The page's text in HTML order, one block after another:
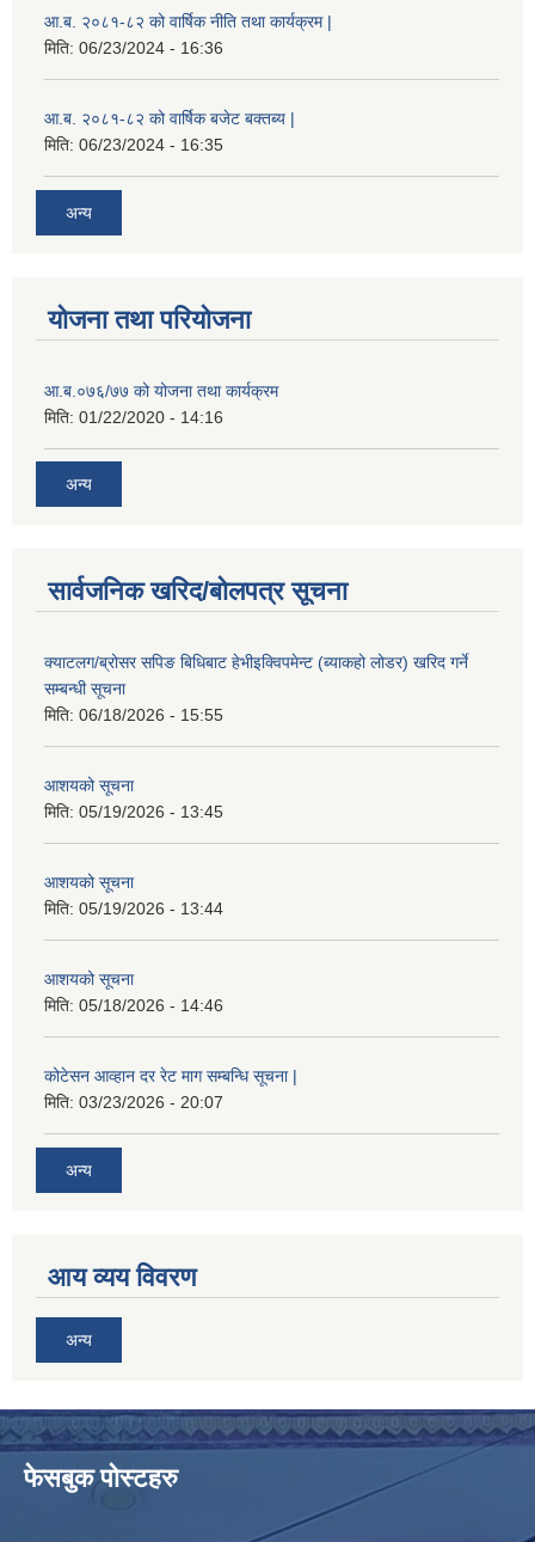
आ.ब. २०८१-८२ को वार्षिक नीति तथा कार्यक्रम |
मिति: 06/23/2024 - 16:36
आ.ब. २०८१-८२ को वार्षिक बजेट बक्तब्य |
मिति: 06/23/2024 - 16:35
अन्य
योजना तथा परियोजना
आ.ब.०७६/७७ को योजना तथा कार्यक्रम
मिति: 01/22/2020 - 14:16
अन्य
सार्वजनिक खरिद/बोलपत्र सूचना
क्याटलग/ब्रोसर सपिङ बिधिबाट हेभीइक्विपमेन्ट (ब्याकहो लोडर) खरिद गर्ने
सम्बन्धी सूचना
मिति: 06/18/2026 - 15:55
आशयको सूचना
मिति: 05/19/2026 - 13:45
आशयको सूचना
मिति: 05/19/2026 - 13:44
आशयको सूचना
मिति: 05/18/2026 - 14:46
कोटेसन आव्हान दर रेट माग सम्बन्धि सूचना |
मिति: 03/23/2026 - 20:07
अन्य
आय व्यय विवरण
अन्य
फेसबुक पोस्टहरु